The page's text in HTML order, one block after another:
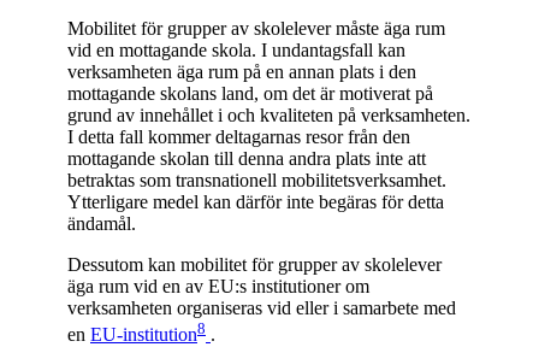
Mobilitet för grupper av skolelever måste äga rum
vid en mottagande skola. I undantagsfall kan
verksamheten äga rum på en annan plats i den
mottagande skolans land, om det är motiverat på
grund av innehållet i och kvaliteten på verksamheten.
I detta fall kommer deltagarnas resor från den
mottagande skolan till denna andra plats inte att
betraktas som transnationell mobilitetsverksamhet.
Ytterligare medel kan därför inte begäras för detta
ändamål.
Dessutom kan mobilitet för grupper av skolelever
äga rum vid en av EU:s institutioner om
verksamheten organiseras vid eller i samarbete med
en EU-institution8 .